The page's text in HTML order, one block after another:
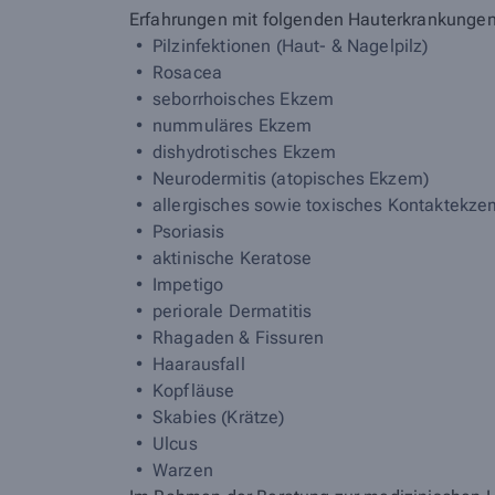
Erfahrungen mit folgenden
Pilzinfektionen (Haut- & Nagelpilz)
Rosacea
seborrhoisches Ekzem
nummuläres Ekzem
dishydrotisches Ekzem
Neurodermitis (atopisches Ekzem)
allergisches sowie toxisches
Psoriasis
aktinische Keratose
Impetigo
periorale Dermatitis
Rhagaden & Fissuren
Haarausfall
Kopfläuse
Skabies (Krätze)
Ulcus
Warzen